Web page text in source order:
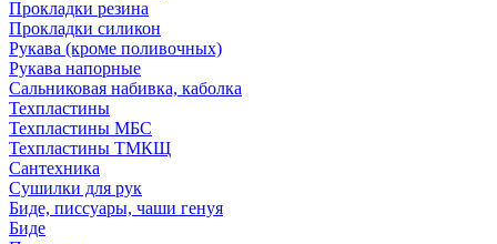
Прокладки резина
Прокладки силикон
Рукава (кроме поливочных)
Рукава напорные
Сальниковая набивка, каболка
Техпластины
Техпластины МБС
Техпластины ТМКЩ
Сантехника
Сушилки для рук
Биде, писсуары, чаши генуя
Биде